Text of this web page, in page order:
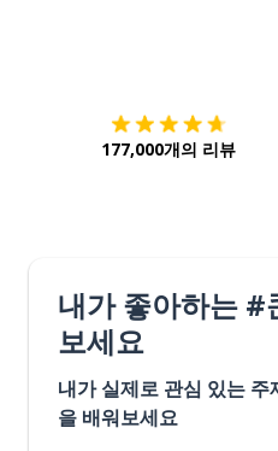
177,000개의 리뷰
내가 좋아하는 #
보세요
내가 실제로 관심 있는
을 배워보세요